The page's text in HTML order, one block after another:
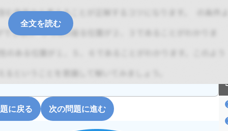
全文を読む
に戻る 次の問題に進む